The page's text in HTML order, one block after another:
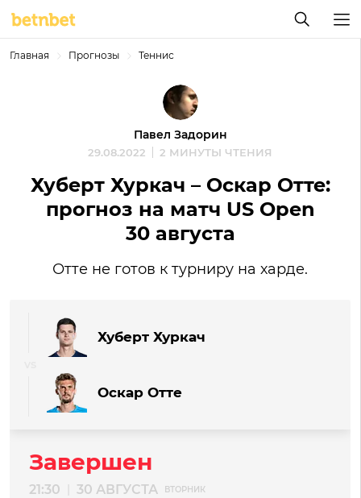
Главная Прогнозы Теннис
Павел Задорин
29.08.2022 2 МИНУТЫ ЧТЕНИЯ
Хуберт Хуркач – Оскар Отте:
прогноз на матч US Open
30 августа
Отте не готов к турниру на харде.
Хуберт Хуркач
Оскар Отте
Завершен
21:30 30 АВГУСТА ВТОРНИК